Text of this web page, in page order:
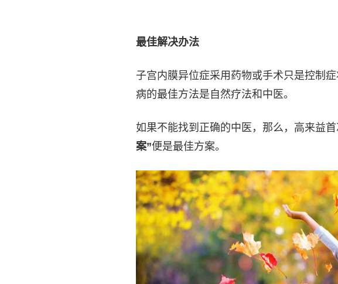
最佳解决办法
子宫内膜异位症采用药物或手术只是控制
病的最佳方法是自然疗法和中医。
如果不能找到正确的中医，那么，高来益
案”便是最佳方案。